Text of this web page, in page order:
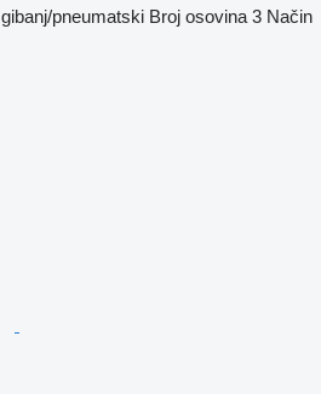
gibanj/pneumatski Broj osovina 3 Način